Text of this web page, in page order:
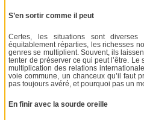
S’en sortir comme il peut
Certes, les situations sont
équitablement réparties, les richesses
genres se multiplient. Souvent, ils
tenter de préserver ce qui peut l’être.
multiplication des relations
voie commune, un chanceux qu’il faut
pas toujours avéré, et pourquoi pas un
En finir avec la sourde oreille